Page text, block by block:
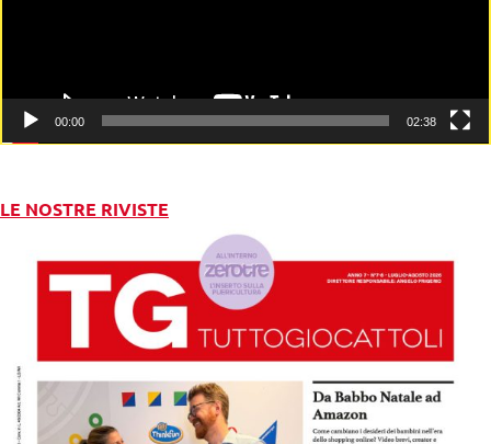
00:00 02:38
LE NOSTRE RIVISTE